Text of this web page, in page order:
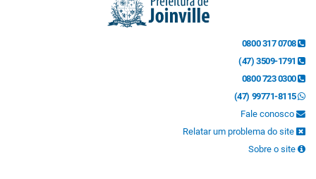
0800 317 0708
(47) 3509-1791
0800 723 0300
(47) 99771-8115
Fale conosco
Relatar um problema do site
Sobre o site